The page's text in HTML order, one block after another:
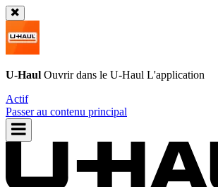
U-Haul Ouvrir dans le U-Haul L'application
Actif
Passer au contenu principal